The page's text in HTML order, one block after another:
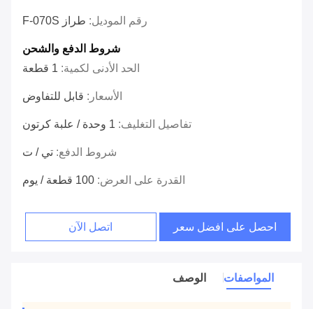
رقم الموديل: طراز F-070S
شروط الدفع والشحن
الحد الأدنى لكمية: 1 قطعة
الأسعار: قابل للتفاوض
تفاصيل التغليف: 1 وحدة / علبة كرتون
شروط الدفع: تي / ت
القدرة على العرض: 100 قطعة / يوم
احصل على افضل سعر اتصل الآن
المواصفات الوصف